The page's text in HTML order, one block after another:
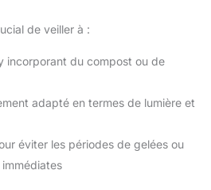
de veiller à :
incorporant du compost ou de
adapté en termes de lumière et
éviter les périodes de gelées ou